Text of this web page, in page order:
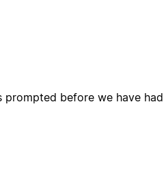
before we have had